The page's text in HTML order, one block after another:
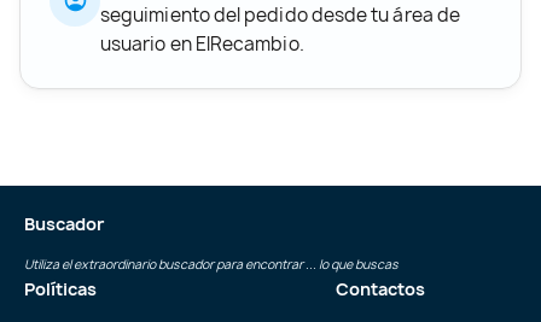
seguimiento del pedido desde tu área de
usuario en ElRecambio.
Buscador
Utiliza el extraordinario buscador para encontrar ... lo que buscas
Políticas Contactos